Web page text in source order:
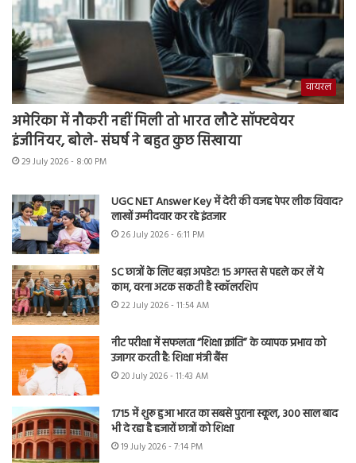
वायरल
अमेरिका में नौकरी नहीं मिली तो भारत लौटे सॉफ्टवेयर
इंजीनियर, बोले- संघर्ष ने बहुत कुछ सिखाया
29 July 2026 - 8:00 PM
UGC NET Answer Key में देरी की वजह पेपर लीक विवाद?
लाखों उम्मीदवार कर रहे इंतजार
26 July 2026 - 6:11 PM
SC छात्रों के लिए बड़ा अपडेट! 15 अगस्त से पहले कर लें ये
काम, वरना अटक सकती है स्कॉलरशिप
22 July 2026 - 11:54 AM
नीट परीक्षा में सफलता “शिक्षा क्रांति” के व्यापक प्रभाव को
उजागर करती है: शिक्षा मंत्री बैंस
20 July 2026 - 11:43 AM
1715 में शुरू हुआ भारत का सबसे पुराना स्कूल, 300 साल बाद
भी दे रहा है हजारों छात्रों को शिक्षा
19 July 2026 - 7:14 PM